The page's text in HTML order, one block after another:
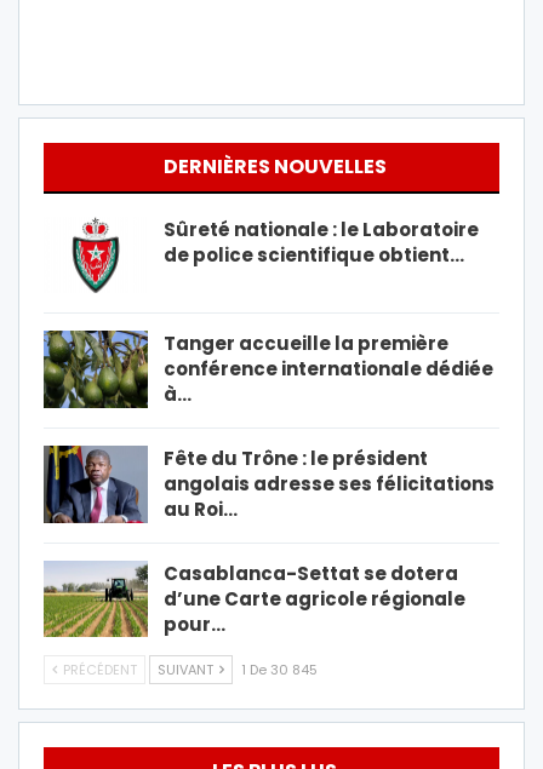
DERNIÈRES NOUVELLES
Sûreté nationale : le Laboratoire
de police scientifique obtient…
Tanger accueille la première
conférence internationale dédiée
à…
Fête du Trône : le président
angolais adresse ses félicitations
au Roi…
Casablanca-Settat se dotera
d’une Carte agricole régionale
pour…
PRÉCÉDENT SUIVANT 1 De 30 845